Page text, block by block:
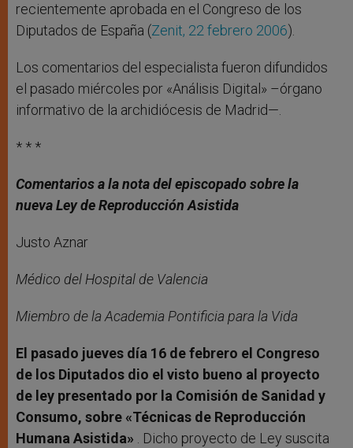
recientemente aprobada en el Congreso de los
Diputados de España (Zenit, 22 febrero 2006).
Los comentarios del especialista fueron difundidos
el pasado miércoles por «Análisis Digital» –órgano
informativo de la archidiócesis de Madrid—.
* * *
Comentarios a la nota del episcopado sobre la
nueva Ley de Reproducción Asistida
Justo Aznar
Médico del Hospital de Valencia
Miembro de la Academia Pontificia para la Vida
El pasado jueves día 16 de febrero el Congreso
de los Diputados dio el visto bueno al proyecto
de ley presentado por la Comisión de Sanidad y
Consumo, sobre «Técnicas de Reproducción
Humana Asistida» . Dicho proyecto de Ley suscita